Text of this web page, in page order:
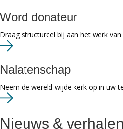
Word donateur
Draag structureel bij aan het werk van
Nalatenschap
Neem de wereld-wijde kerk op in uw
Nieuws &